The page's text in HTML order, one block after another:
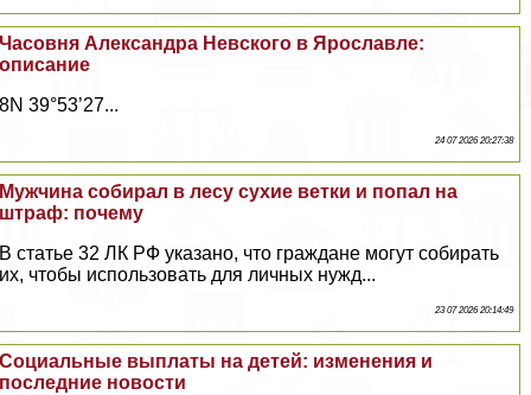
Часовня Александра Невского в Ярославле:
описание
8N 39°53’27...
24 07 2026 20:27:38
Мужчина собирал в лесу сухие ветки и попал на
штраф: почему
В статье 32 ЛК РФ указано, что граждане могут собирать
их, чтобы использовать для личных нужд...
23 07 2026 20:14:49
Социальные выплаты на детей: изменения и
последние новости